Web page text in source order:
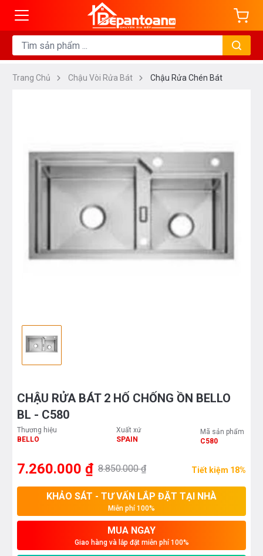
Trang Chủ Chậu Vòi Rửa Bát Chậu Rửa Chén Bát
CHẬU RỬA BÁT 2 HỐ CHỐNG ỒN BELLO
BL - C580
Thương hiệu
BELLO
Xuất xứ
SPAIN
Mã sản phẩm
C580
7.260.000 ₫ 8.850.000 ₫ Tiết kiệm 18%
KHẢO SÁT - TƯ VẤN LẮP ĐẶT TẠI NHÀ
Miễn phí 100%
MUA NGAY
Giao hàng và lắp đặt miễn phí 100%